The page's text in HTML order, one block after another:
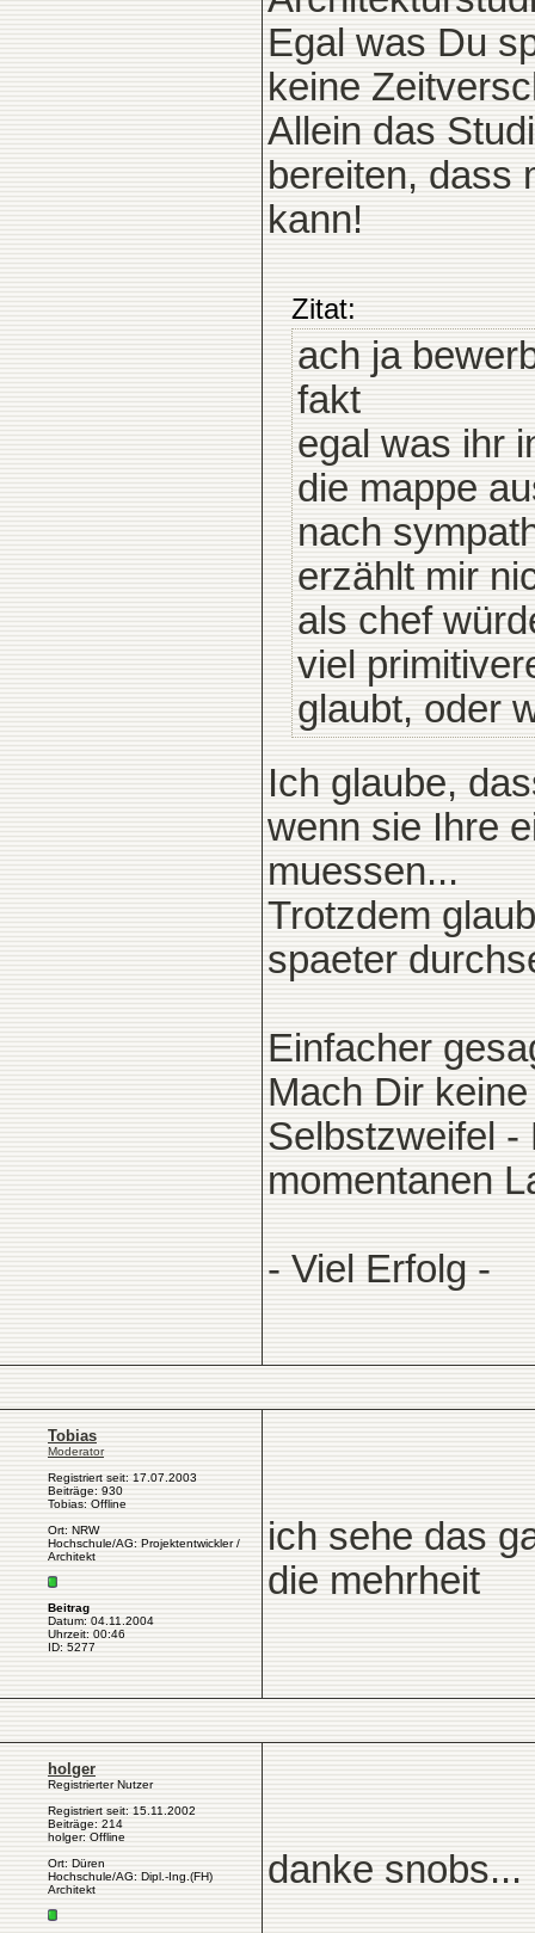
Egal was Du
keine
Allein das
bereiten, dass
kann!
Zitat:
ach ja
fakt
egal was ihr
die mappe
nach
erzählt mir
als chef
viel
glaubt, oder
Ich glaube,
wenn sie Ihre
muessen...
Trotzdem
spaeter
Einfacher
Mach Dir
Selbstzweifel -
momentanen
- Viel Erfolg -
Tobias
Moderator
Registriert seit: 17.07.2003
Beiträge: 930
Tobias: Offline
Ort: NRW
Hochschule/AG: Projektentwickler /
Architekt
Beitrag
Datum: 04.11.2004
Uhrzeit: 00:46
ID: 5277
ich sehe das
die mehrheit
holger
Registrierter Nutzer
Registriert seit: 15.11.2002
Beiträge: 214
holger: Offline
Ort: Düren
Hochschule/AG: Dipl.-Ing.(FH)
Architekt
danke snobs...